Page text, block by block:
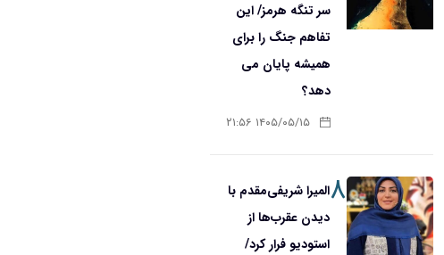
سر تنگه هرمز/ این
تفاهم جنگ را برای
همیشه پایان می
دهد؟
۱۴۰۵/۰۵/۱۵ ۲۱:۵۶
۸المیرا شریفی‌مقدم با
دیدن عقرب‌ها از
استودیو فرار کرد/